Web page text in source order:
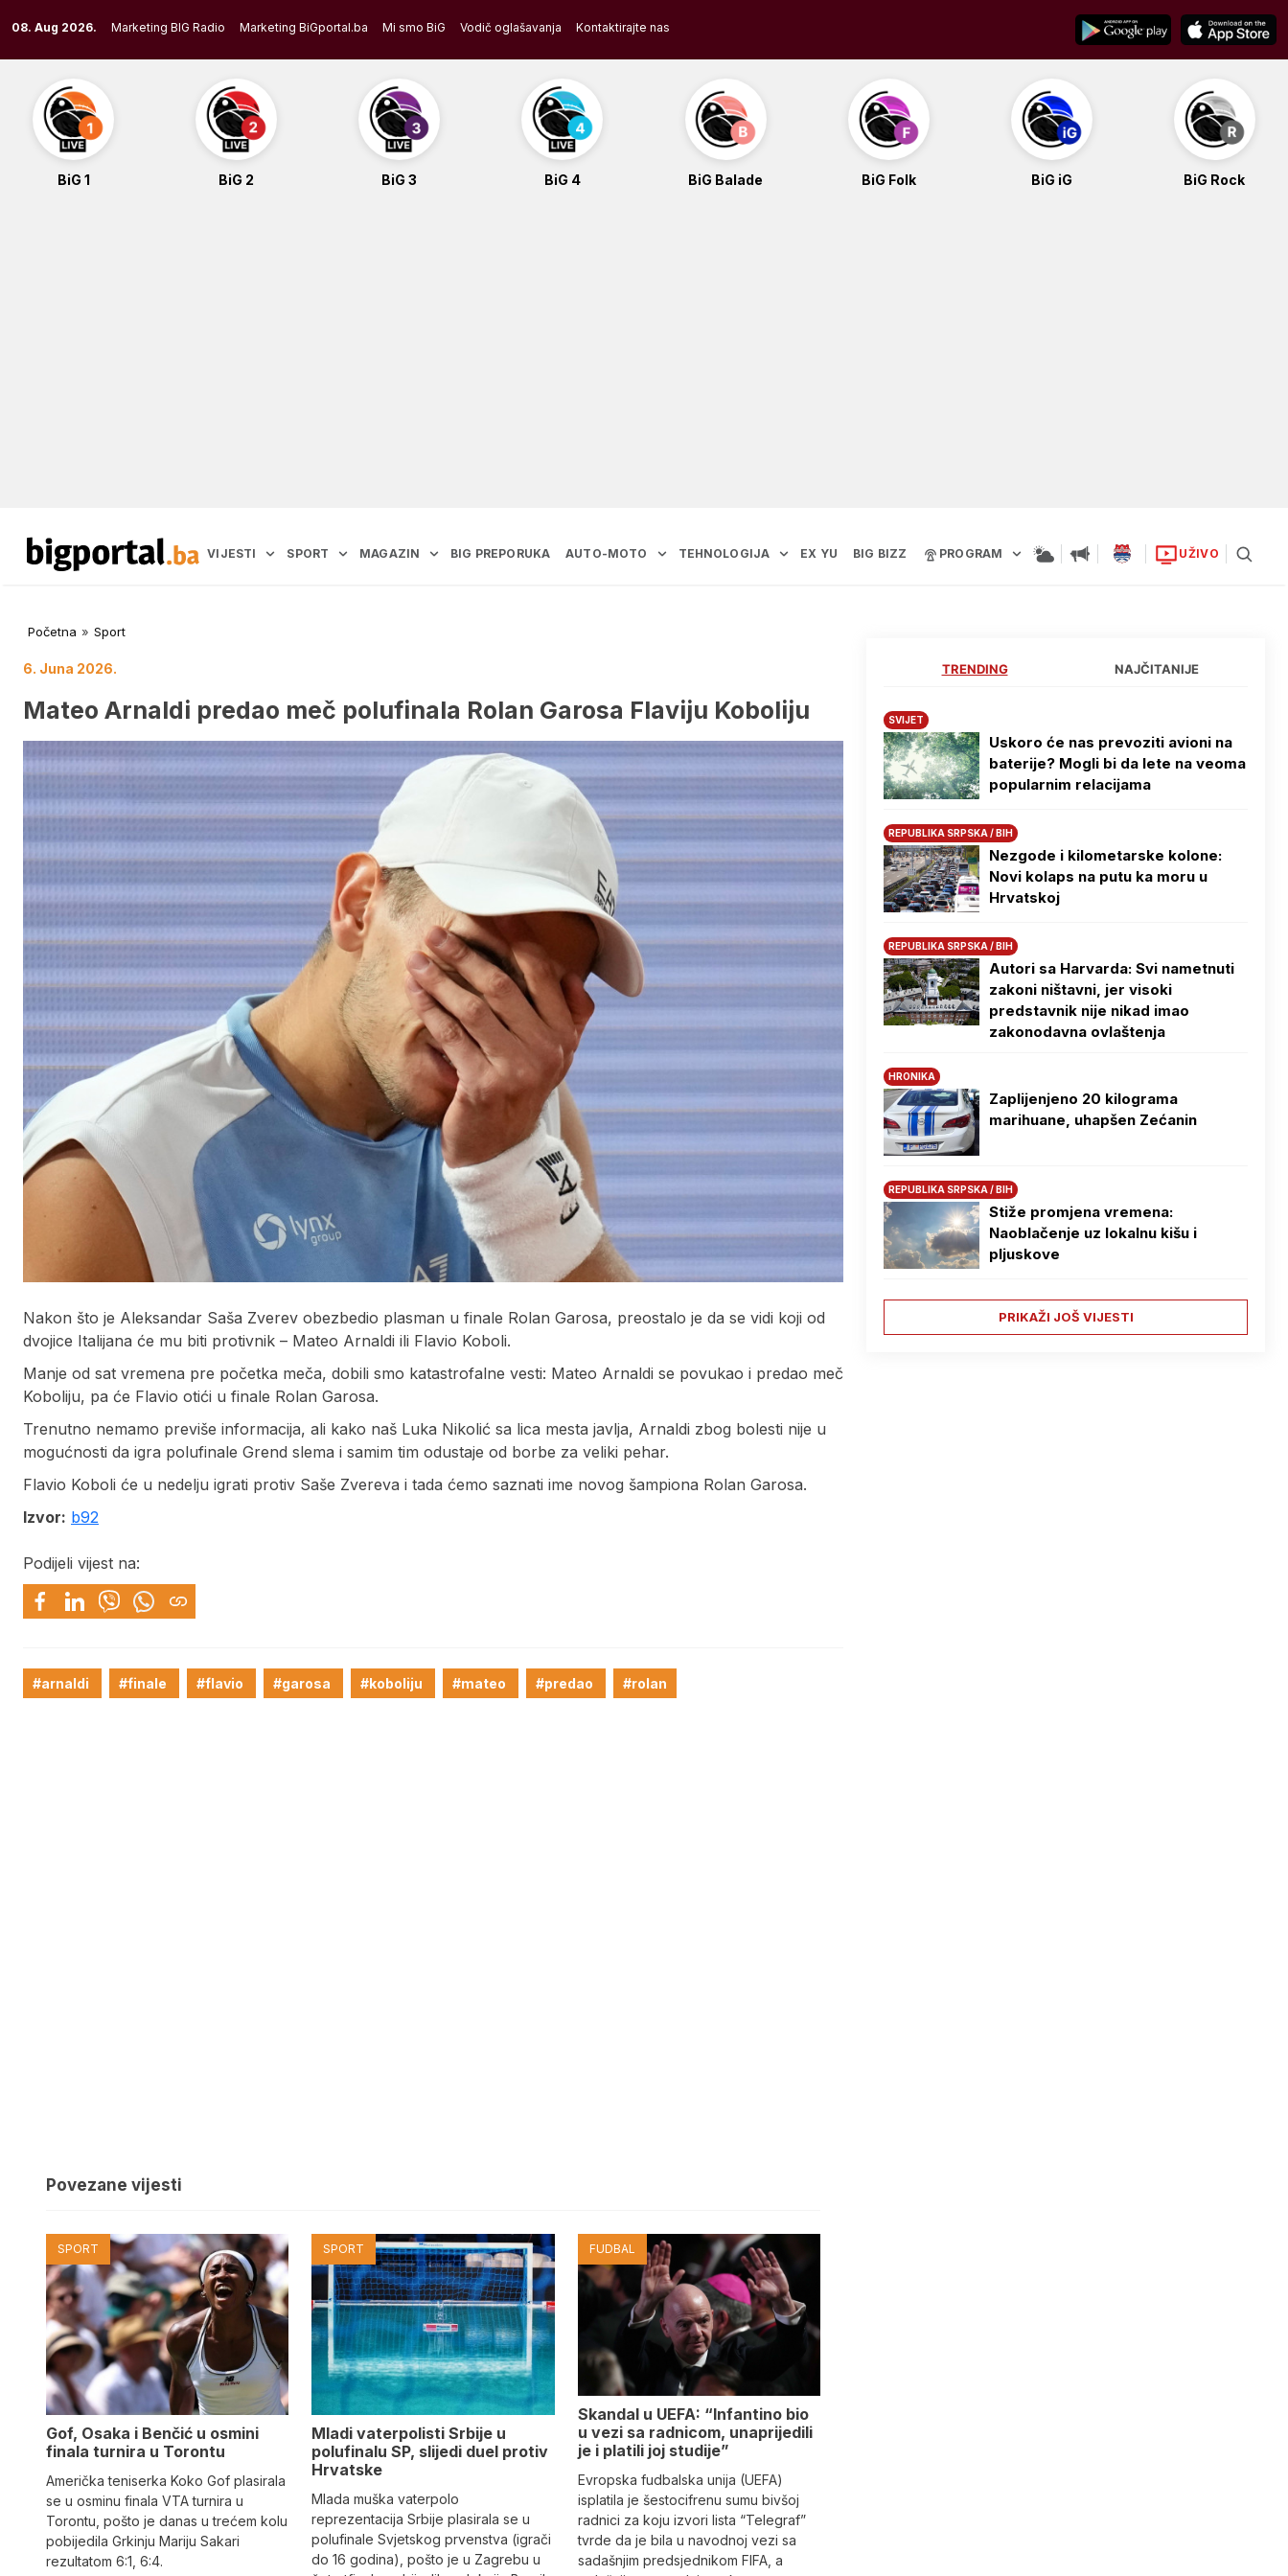
to
content
08. Aug 2026. Marketing BIG Radio Marketing BiGportal.ba Mi smo BiG Vodič oglašavanja Kontaktirajte nas
BiG 1 BiG 2 BiG 3 BiG 4 BiG Balade BiG Folk BiG iG BiG Rock
VIJESTI SPORT MAGAZIN BIG PREPORUKA AUTO-MOTO TEHNOLOGIJA EX YU BIG BIZZ PROGRAM UŽIVO
Početna » Sport
6. Juna 2026.
Mateo Arnaldi predao meč polufinala Rolan Garosa Flaviju Koboliju
Nakon što je Aleksandar Saša Zverev obezbedio plasman u finale Rolan Garosa, preostalo je da se vidi koji od
dvojice Italijana će mu biti protivnik – Mateo Arnaldi ili Flavio Koboli.
Manje od sat vremena pre početka meča, dobili smo katastrofalne vesti: Mateo Arnaldi se povukao i predao meč
Koboliju, pa će Flavio otići u finale Rolan Garosa.
Trenutno nemamo previše informacija, ali kako naš Luka Nikolić sa lica mesta javlja, Arnaldi zbog bolesti nije u
mogućnosti da igra polufinale Grend slema i samim tim odustaje od borbe za veliki pehar.
Flavio Koboli će u nedelju igrati protiv Saše Zvereva i tada ćemo saznati ime novog šampiona Rolan Garosa.
Izvor: b92
Podijeli vijest na:
#arnaldi #finale #flavio #garosa #koboliju #mateo #predao #rolan
Povezane vijesti
SPORT
Gof, Osaka i Benčić u osmini
finala turnira u Torontu
Američka teniserka Koko Gof plasirala
se u osminu finala VTA turnira u
Torontu, pošto je danas u trećem kolu
pobijedila Grkinju Mariju Sakari
rezultatom 6:1, 6:4.
SPORT
Mladi vaterpolisti Srbije u
polufinalu SP, slijedi duel protiv
Hrvatske
Mlada muška vaterpolo
reprezentacija Srbije plasirala se u
polufinale Svjetskog prvenstva (igrači
do 16 godina), pošto je u Zagrebu u
FUDBAL
Skandal u UEFA: “Infantino bio
u vezi sa radnicom, unaprijedili
je i platili joj studije”
Evropska fudbalska unija (UEFA)
isplatila je šestocifrenu sumu bivšoj
radnici za koju izvori lista “Telegraf”
tvrde da je bila u navodnoj vezi sa
sadašnjim predsjednikom FIFA, a
TRENDING NAJČITANIJE
SVIJET
Uskoro će nas prevoziti avioni na
baterije? Mogli bi da lete na veoma
popularnim relacijama
REPUBLIKA SRPSKA / BIH
Nezgode i kilometarske kolone:
Novi kolaps na putu ka moru u
Hrvatskoj
REPUBLIKA SRPSKA / BIH
Autori sa Harvarda: Svi nametnuti
zakoni ništavni, jer visoki
predstavnik nije nikad imao
zakonodavna ovlaštenja
HRONIKA
Zaplijenjeno 20 kilograma
marihuane, uhapšen Zećanin
REPUBLIKA SRPSKA / BIH
Stiže promjena vremena:
Naoblačenje uz lokalnu kišu i
pljuskove
PRIKAŽI JOŠ VIJESTI